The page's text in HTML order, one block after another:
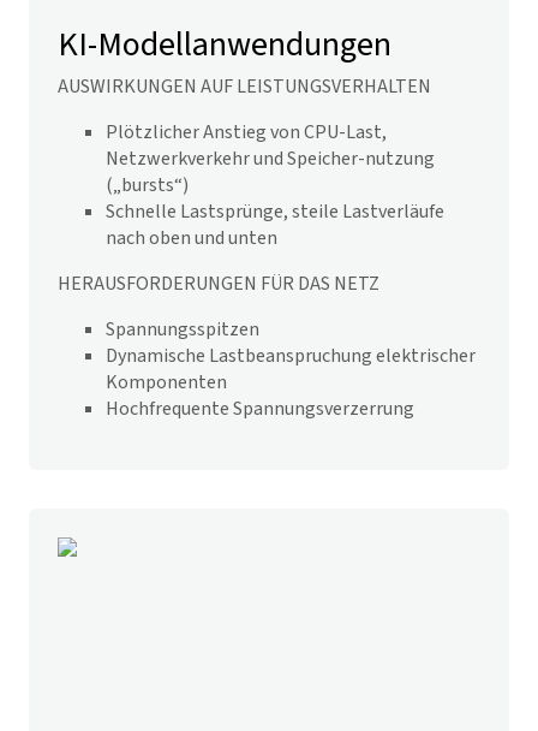
KI-Modellanwendungen
AUSWIRKUNGEN AUF LEISTUNGSVERHALTEN
Plötzlicher Anstieg von CPU-Last,
Netzwerkverkehr und Speicher-nutzung
(„bursts“)
Schnelle Lastsprünge, steile Lastverläufe
nach oben und unten
HERAUSFORDERUNGEN FÜR DAS NETZ
Spannungsspitzen
Dynamische Lastbeanspruchung elektrischer
Komponenten
Hochfrequente Spannungsverzerrung